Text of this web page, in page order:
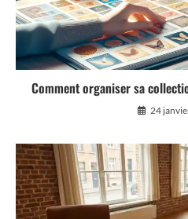
Comment organiser sa
24